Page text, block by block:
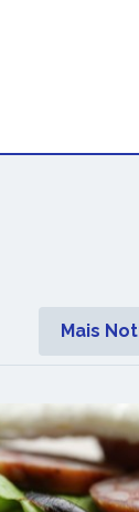
Mais